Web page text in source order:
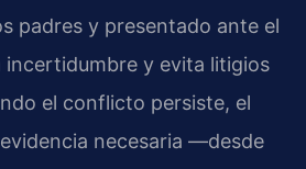
padres y presentado ante el
incertidumbre y evita litigios
el conflicto persiste, el
necesaria —desde